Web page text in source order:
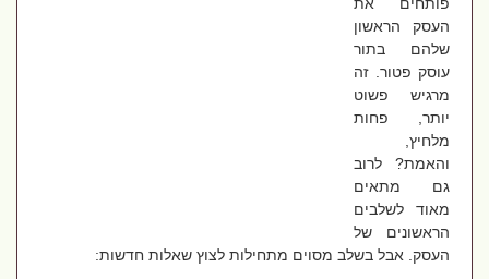
העסק הראשון
שלהם בתור
עוסק פטור. זה
מרגיש פשוט
יותר, פחות
מלחיץ,
והאמת? לרוב
גם מתאים
מאוד לשלבים
הראשונים של
העסק. אבל בשלב מסוים מתחילות לצוץ שאלות חדשות: